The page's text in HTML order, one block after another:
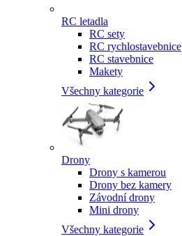
RC letadla
RC sety
RC rychlostavebnice
RC stavebnice
Makety
Všechny kategorie
Drony
Drony s kamerou
Drony bez kamery
Závodní drony
Mini drony
Všechny kategorie